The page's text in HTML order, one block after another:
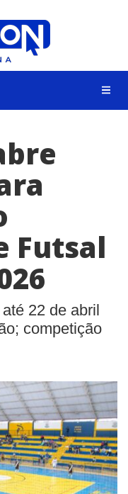
BUSCAR
Futsal
22 de abril
competição